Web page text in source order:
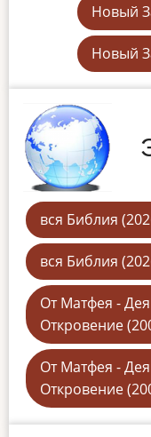
Новый
Новый
вся Библия
вся Библия
От Матфея -
Откровение
От Матфея -
Откровение